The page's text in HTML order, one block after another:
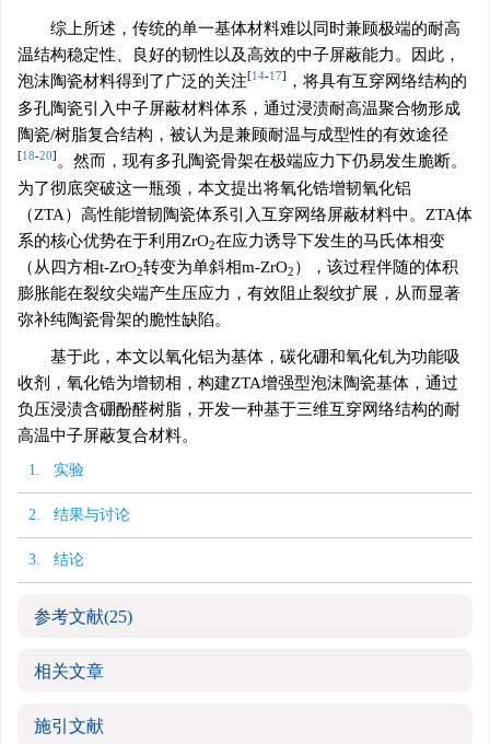
综上所述，传统的单一基体材料难以同时兼顾极端的耐高
温结构稳定性、良好的韧性以及高效的中子屏蔽能力。因此，
泡沫陶瓷材料得到了广泛的关注[14-17]
，将具有互穿网络结构的
多孔陶瓷引入中子屏蔽材料体系，通过浸渍耐高温聚合物形成
陶瓷/树脂复合结构，被认为是兼顾耐温与成型性的有效途径
[18-20] 。然而，现有多孔陶瓷骨架在极端应力下仍易发生脆断。
为了彻底突破这一瓶颈，本文提出将氧化锆增韧氧化铝
（ZTA）高性能增韧陶瓷体系引入互穿网络屏蔽材料中。ZTA体
系的核心优势在于利用ZrO2在应力诱导下发生的马氏体相变
（从四方相t-ZrO2转变为单斜相m-ZrO2 ），该过程伴随的体积
膨胀能在裂纹尖端产生压应力，有效阻止裂纹扩展，从而显著
弥补纯陶瓷骨架的脆性缺陷。
基于此，本文以氧化铝为基体，碳化硼和氧化钆为功能吸
收剂，氧化锆为增韧相，构建ZTA增强型泡沫陶瓷基体，通过
负压浸渍含硼酚醛树脂，开发一种基于三维互穿网络结构的耐
高温中子屏蔽复合材料。
1. 实验
2. 结果与讨论
3. 结论
参考文献(25)
相关文章
施引文献